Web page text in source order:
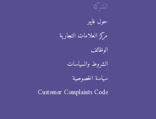
الشركة
حول فايبر
مركز العلامات التجارية
الوظائف
الشروط والسياسات
سياسة الخصوصية
Customer Complaints Code